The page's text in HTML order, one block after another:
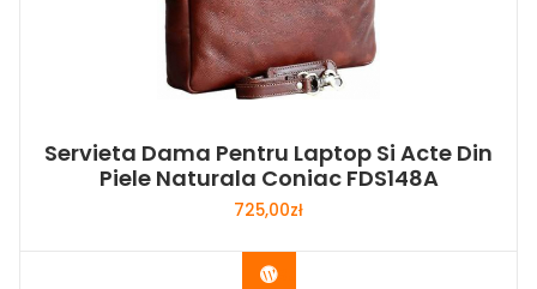
Servieta Dama Pentru Laptop Si Acte Din
Piele Naturala Coniac FDS148A
725,00zł
Buy Now